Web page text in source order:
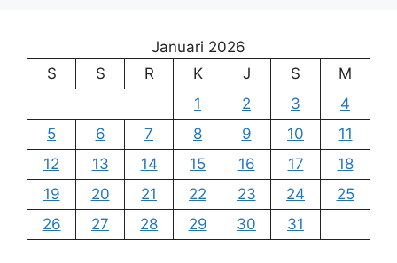
Januari 2026
S
S R K J S
M
1
2 3
4
5
6 7 8 9 10
11
12
13 14 15 16 17
18
19
20 21 22 23 24
25
26
27 28 29 30 31